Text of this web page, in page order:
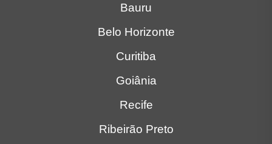
Bauru
Belo Horizonte
Curitiba
Goiânia
Recife
Ribeirão Preto